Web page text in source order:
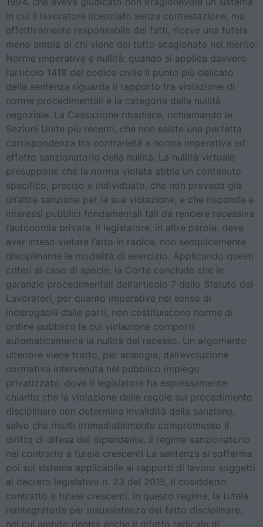
in cui il lavoratore licenziato senza contestazione, ma
effettivamente responsabile dei fatti, riceve una tutela
meno ampia di chi viene del tutto scagionato nel merito.
Norme imperative e nullità: quando si applica davvero
l’articolo 1418 del codice civile Il punto più delicato
della sentenza riguarda il rapporto tra violazione di
norme procedimentali e la categoria della nullità
negoziale. La Cassazione ribadisce, richiamando le
Sezioni Unite più recenti, che non esiste una perfetta
corrispondenza tra contrarietà a norma imperativa ed
effetto sanzionatorio della nullità. La nullità virtuale
presuppone che la norma violata abbia un contenuto
specifico, preciso e individuato, che non preveda già
un’altra sanzione per la sua violazione, e che risponda a
interessi pubblici fondamentali tali da rendere recessiva
l’autonomia privata. Il legislatore, in altre parole, deve
aver inteso vietare l’atto in radice, non semplicemente
disciplinarne le modalità di esercizio. Applicando questi
criteri al caso di specie, la Corte conclude che le
garanzie procedimentali dell’articolo 7 dello Statuto dei
Lavoratori, per quanto imperative nel senso di
inderogabili dalle parti, non costituiscono norme di
ordine pubblico la cui violazione comporti
automaticamente la nullità del recesso. Un argomento
ulteriore viene tratto, per analogia, dall’evoluzione
normativa intervenuta nel pubblico impiego
privatizzato, dove il legislatore ha espressamente
chiarito che la violazione delle regole sul procedimento
disciplinare non determina invalidità della sanzione,
salvo che risulti irrimediabilmente compromesso il
diritto di difesa del dipendente. Il regime sanzionatorio
nel contratto a tutele crescenti La sentenza si sofferma
poi sul sistema applicabile ai rapporti di lavoro soggetti
al decreto legislativo n. 23 del 2015, il cosiddetto
contratto a tutele crescenti. In questo regime, la tutela
reintegratoria per insussistenza del fatto disciplinare,
nel cui ambito rientra anche il difetto radicale di